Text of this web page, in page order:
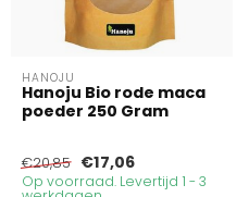
HANOJU
Hanoju Bio rode maca
poeder 250 Gram
€20,85 €17,06
Op voorraad. Levertijd 1 - 3